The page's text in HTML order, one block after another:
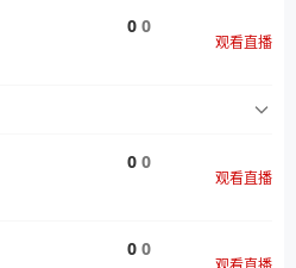
0 0
观看直播
0 0
观看直播
0 0